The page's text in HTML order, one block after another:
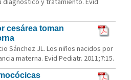
cesárea toman
Sánchez JL. Los niños nacidos por
materna. Evid Pediatr. 2011;7:15.